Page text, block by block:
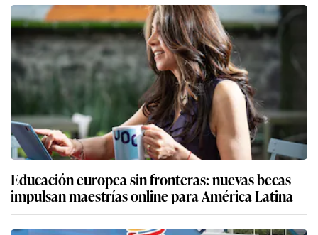
Educación europea sin fronteras: nuevas becas
impulsan maestrías online para América Latina